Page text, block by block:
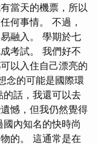
當天的機票，所以
何事情。 不過，
融入。 學期於七
考試。 我們好不
以入住自己漂亮的
念的可能是國際環
話，我還可以去
憾，但我仍然覺得
內知名的快時尚
的。 這通常是在